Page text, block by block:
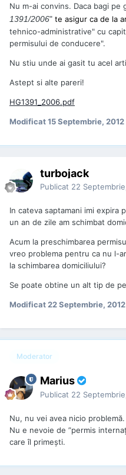
Nu m-ai convins. Daca bagi pe
1391/2006" te asigur ca de la
tehnico-administrative" cu
permisului de conducere".
Nu stiu unde ai gasit tu acel
Astept si alte pareri!
HG1391_2006.pdf
Modificat15 Septembrie, 2012
turbojack
Publicat 22
In cateva saptamani imi expira
un an de zile am schimbat
Acum la preschimbarea
vreo problema pentru ca nu l-
la schimbarea domiciliului?
Se poate obtine un alt tip de
Modificat22 Septembrie, 2012
Moderator
Marius
Publicat 22
Nu, nu vei avea nicio problemă.
Nu e nevoie de ”permis
care îl primeşti.